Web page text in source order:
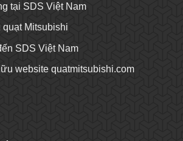
tại SDS Việt Nam
quạt Mitsubishi
SDS Việt Nam
website quatmitsubishi.com